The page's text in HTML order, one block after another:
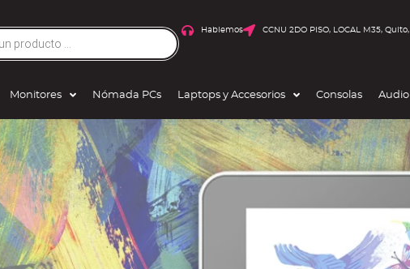
Hablemos CCNU 2DO PISO, LOCAL M35,
Monitores Nómada PCs Laptops y Accesorios Consolas Audio